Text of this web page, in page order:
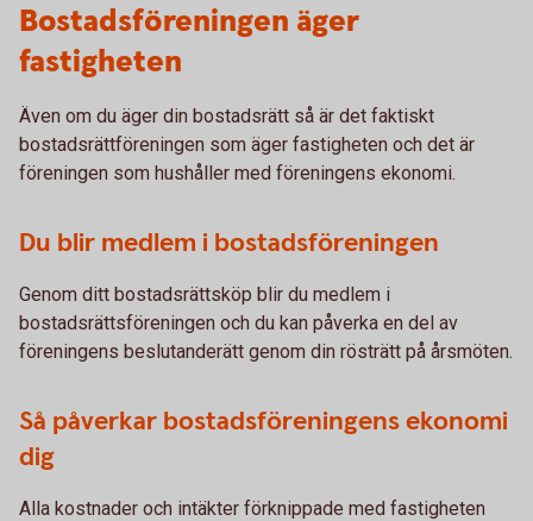
Bostadsföreningen äger
fastigheten
Även om du äger din bostadsrätt så är det faktiskt
bostadsrättföreningen som äger fastigheten och det är
föreningen som hushåller med föreningens ekonomi.
Du blir medlem i bostadsföreningen
Genom ditt bostadsrättsköp blir du medlem i
bostadsrättsföreningen och du kan påverka en del av
föreningens beslutanderätt genom din rösträtt på årsmöten.
Så påverkar bostadsföreningens ekonomi
dig
Alla kostnader och intäkter förknippade med fastigheten